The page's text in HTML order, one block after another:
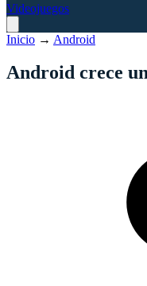
Videojuegos
Inicio → Android
Android crece